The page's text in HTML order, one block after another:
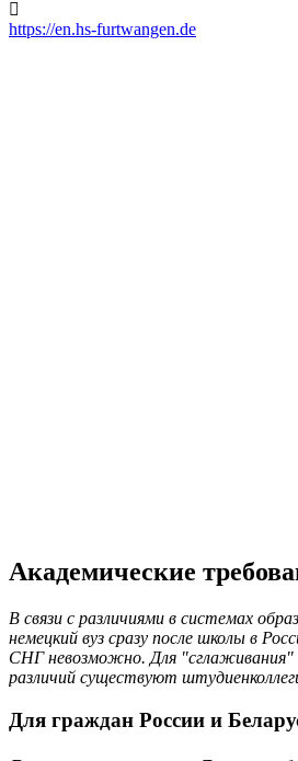
https://en.hs-furtwangen.de
Академические
В связи с различиями в системах
немецкий вуз сразу после школы в
СНГ невозможно. Для "сглаживания"
различий существуют
Для граждан России и